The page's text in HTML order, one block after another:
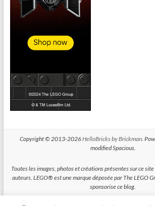
Copyright © 2013-2026HelloBricks by Brickman.
modified Spacious.
Toutes les images, photos et créations présentes sur ce
auteurs. LEGO® est une marque déposée par The LEGO
sponsorise ce blog.